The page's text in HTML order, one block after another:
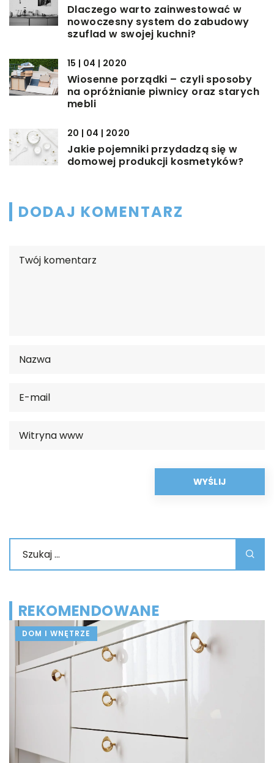
Dlaczego warto zainwestować w
nowoczesny system do zabudowy
szuflad w swojej kuchni?
15 | 04 | 2020
Wiosenne porządki – czyli sposoby
na opróżnianie piwnicy oraz starych
mebli
20 | 04 | 2020
Jakie pojemniki przydadzą się w
domowej produkcji kosmetyków?
DODAJ KOMENTARZ
REKOMENDOWANE
DOM I WNĘTRZE